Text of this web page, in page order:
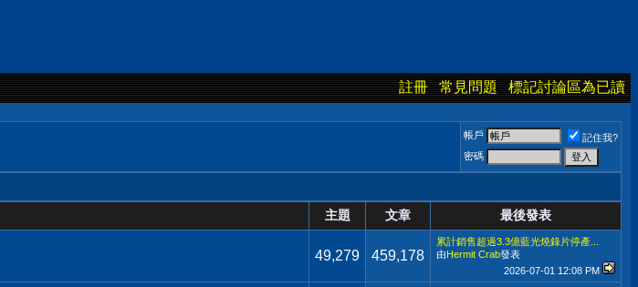
註冊 常見問題 標記討論區為已讀
帳戶
記住我?
密碼
主題 文章 最後發表
49,279 459,178
累計銷售超過3.3億藍光燒錄片停產...
由Hermit Crab發表
2026-07-01 12:08 PM